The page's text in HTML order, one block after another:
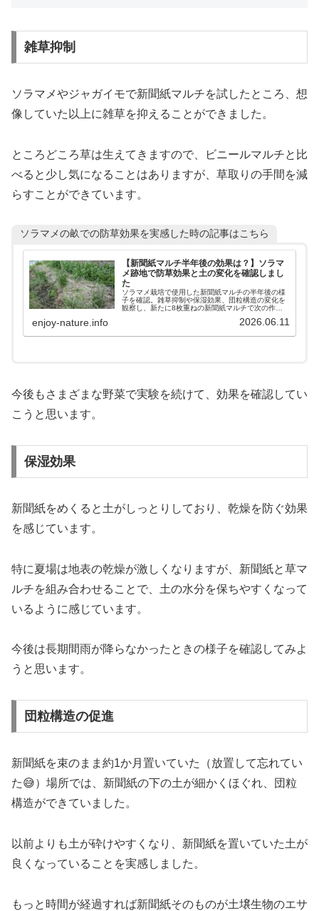
雑草抑制
ソラマメやジャガイモで新聞紙マルチを試したところ、想
像していた以上に雑草を抑えることができました。
ところどころ草は生えてきますので、ビニールマルチと比
べると少し気になることはありますが、草取りの手間を減
らすことができています。
ソラマメの畝での防草効果を実感した時の記事はこちら
【新聞紙マルチ半年後の効果は？】ソラマ
メ跡地で防草効果と土の変化を確認しまし
た
ソラマメ栽培で使用した新聞紙マルチの半年後の様
子を確認。雑草抑制や保湿効果、団粒構造の変化を
観察し、新たに8枚重ねの新聞紙マルチで次の作付
enjoy-nature.info 2026.06.11
今後もさまざまな野菜で実験を続けて、効果を確認してい
こうと思います。
保湿効果
新聞紙をめくると土がしっとりしており、乾燥を防ぐ効果
を感じています。
特に夏場は地表の乾燥が激しくなりますが、新聞紙と草マ
ルチを組み合わせることで、土の水分を保ちやすくなって
いるように感じています。
今後は長期間雨が降らなかったときの様子を確認してみよ
うと思います。
団粒構造の促進
新聞紙を束のまま約1か月置いていた（放置して忘れてい
た😅）場所では、新聞紙の下の土が細かくほぐれ、団粒
構造ができていました。
以前よりも土が砕けやすくなり、新聞紙を置いていた土が
良くなっていることを実感しました。
もっと時間が経過すれば新聞紙そのものが土壌生物のエサ